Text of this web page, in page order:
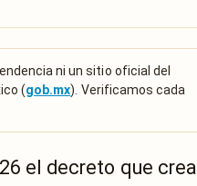
ni un sitio oficial del
(gob.mx). Verificamos cada
el decreto que crea